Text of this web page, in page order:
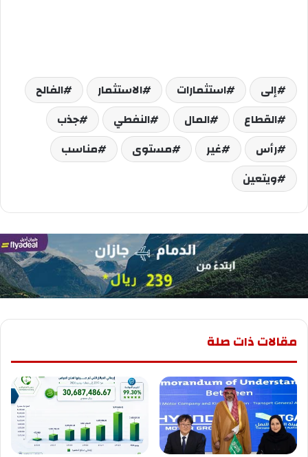
إلى استثمارات الاستثمار
الفالح
القطاع
المال النفطي
جذب
رأس
غير مستوى
مناسب
ويتعين
مقالات ذات صلة